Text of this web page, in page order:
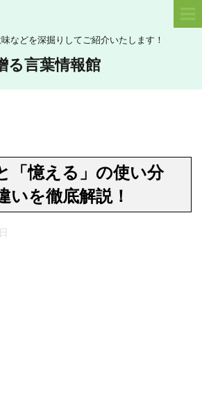
などを深掘りしてご紹介いたします！
る言葉情報館
「憶える」の使い分
いを徹底解説！